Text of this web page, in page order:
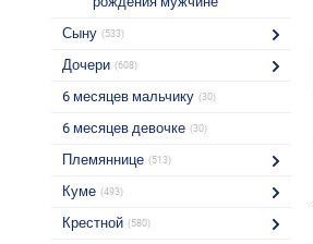
Сыну (533)
Дочери (608)
6 месяцев мальчику (30)
6 месяцев девочке (30)
Племяннице (513)
Куме (493)
Крестной (580)